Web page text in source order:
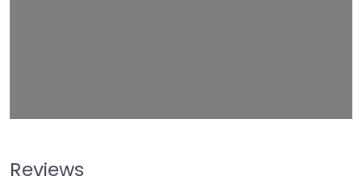
Reviews